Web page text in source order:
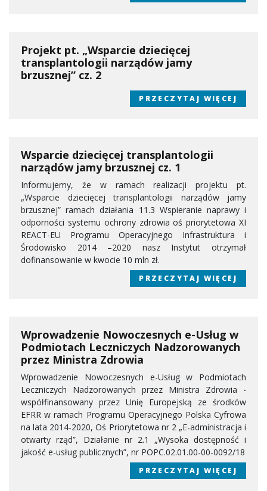
Projekt pt. „Wsparcie dziecięcej
transplantologii narządów jamy
brzusznej” cz. 2
PRZECZYTAJ WIĘCEJ
Wsparcie dziecięcej transplantologii
narządów jamy brzusznej cz. 1
Informujemy, że w ramach realizacji projektu pt.
„Wsparcie dziecięcej transplantologii narządów jamy
brzusznej” ramach działania 11.3 Wspieranie naprawy i
odporności systemu ochrony zdrowia oś priorytetowa XI
REACT-EU Programu Operacyjnego Infrastruktura i
Środowisko 2014 –2020 nasz Instytut otrzymał
dofinansowanie w kwocie 10 mln zł.
PRZECZYTAJ WIĘCEJ
Wprowadzenie Nowoczesnych e-Usług w
Podmiotach Leczniczych Nadzorowanych
przez Ministra Zdrowia
Wprowadzenie Nowoczesnych e-Usług w Podmiotach
Leczniczych Nadzorowanych przez Ministra Zdrowia -
współfinansowany przez Unię Europejską ze środków
EFRR w ramach Programu Operacyjnego Polska Cyfrowa
na lata 2014-2020, Oś Priorytetowa nr 2 „E-administracja i
otwarty rząd”, Działanie nr 2.1 „Wysoka dostępność i
jakość e-usług publicznych”, nr POPC.02.01.00-00-0092/18
PRZECZYTAJ WIĘCEJ